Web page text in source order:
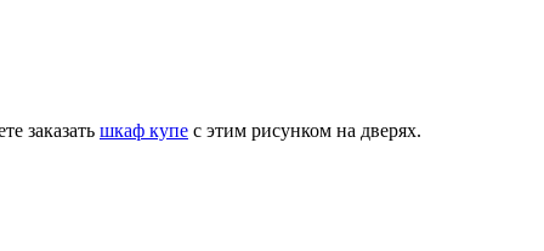
заказать шкаф купе с этим рисунком на дверях.